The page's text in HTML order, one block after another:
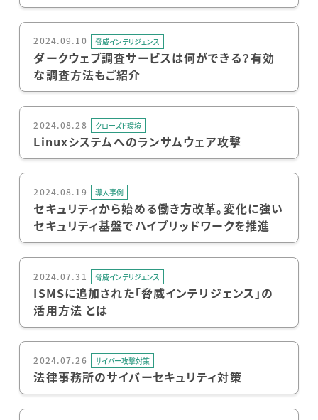
2024.09.10 脅威インテリジェンス
ダークウェブ調査サービスは何ができる？有効
な調査方法もご紹介
2024.08.28 クローズド環境
Linuxシステムへのランサムウェア攻撃
2024.08.19 導入事例
セキュリティから始める働き方改革。変化に強い
セキュリティ基盤でハイブリッドワークを推進
2024.07.31 脅威インテリジェンス
ISMSに追加された「脅威インテリジェンス」の
活用方法 とは
2024.07.26 サイバー攻撃対策
法律事務所のサイバーセキュリティ対策